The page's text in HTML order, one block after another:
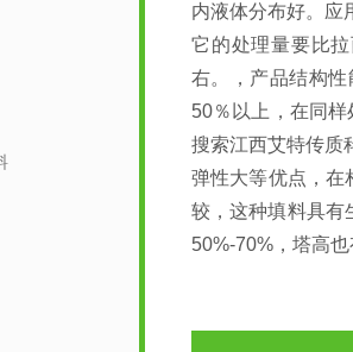
内液体分布好。应
它的处理量要比
右。，产品结构
50％以上，在同
搜索江西艾特传质
弹性大等优点，在
较，这种填料具有
50%-70%，塔高